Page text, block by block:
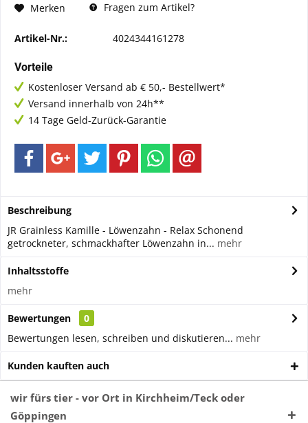
Merken Fragen zum Artikel?
Artikel-Nr.: 4024344161278
Vorteile
Kostenloser Versand ab € 50,- Bestellwert*
Versand innerhalb von 24h**
14 Tage Geld-Zurück-Garantie
Beschreibung
JR Grainless Kamille - Löwenzahn - Relax Schonend
getrockneter, schmackhafter Löwenzahn in... mehr
Inhaltsstoffe
mehr
Bewertungen
0
Bewertungen lesen, schreiben und diskutieren... mehr
Kunden kauften auch
wir fürs tier - vor Ort in Kirchheim/Teck oder
Göppingen